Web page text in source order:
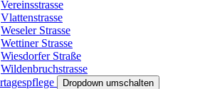
Vereinsstrasse
Vlattenstrasse
Weseler Strasse
Wettiner Strasse
Wiesdorfer Straße
Wildenbruchstrasse
Dropdown umschalten